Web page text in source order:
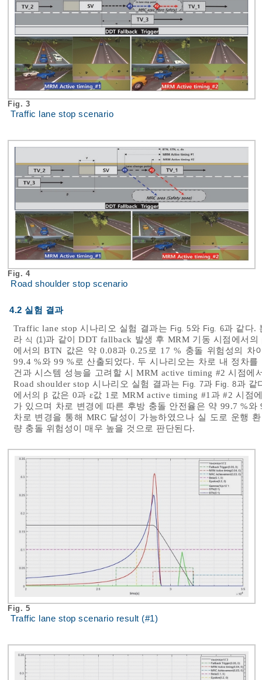
Fig. 3
Traffic lane stop scenario
Fig. 4
Road shoulder stop scenario
4.2 실험 결과
Traffic lane stop 시나리오 실험 결과는 Fig. 5와 Fig. 6과 같다.
라 식 (1)과 같이 DDT fallback 발생 후 MRM 기동 시점에서
에서의 BTN 값은 약 0.08과 0.25로 17 % 충돌 위험성의
99.4 %와 99 %로 산출되었다. 두 시나리오는 차로 내 정차
건과 시스템 성능을 고려할 시 MRM active timing #2 시점
Road shoulder stop 시나리오 실험 결과는 Fig. 7과 Fig. 8과 같
에서의 β 값은 0과 ε값 1로 MRM active timing #1과 #2 시점
가 있으며 차로 변경에 따른 후방 충돌 안전율은 약 99.7 %
차로 변경을 통해 MRC 달성이 가능하였으나 실 도로 운행
량 충돌 위험성이 매우 높을 것으로 판단된다.
Fig. 5
Traffic lane stop scenario result (#1)